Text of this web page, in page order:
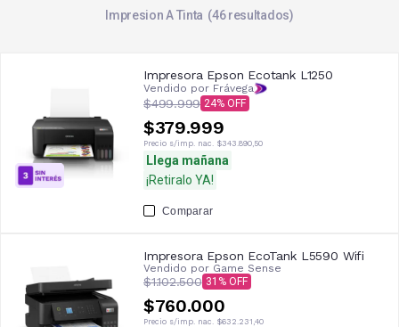
Impresion A Tinta 46resultados
Impresora Epson Ecotank L1250
Vendido por Frávega
$499.999 24
$379.999
Precio s/imp. nac. $343.890,50
Llega mañana
¡Retiralo YA!
Comparar
Impresora Epson EcoTank L5590 Wifi
Vendido por Game Sense
$1.102.500 31
$760.000
Precio s/imp. nac. $632.231,40